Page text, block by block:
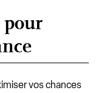
pour
vos chances